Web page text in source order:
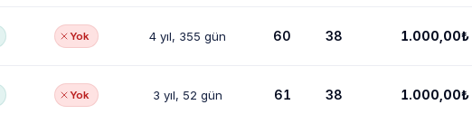
Yok 4 yıl, 355 gün 60 38 1.000,00₺
Yok 3 yıl, 52 gün 61 38 1.000,00₺